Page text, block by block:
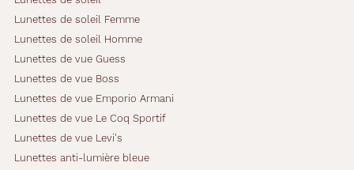
Lunettes de soleil Femme
Lunettes de soleil Homme
Lunettes de vue Guess
Lunettes de vue Boss
Lunettes de vue Emporio Armani
Lunettes de vue Le Coq Sportif
Lunettes de vue Levi's
Lunettes anti-lumière bleue